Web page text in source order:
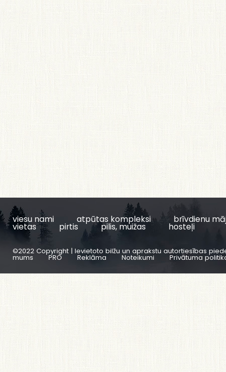
viesu nami atpūtas kompleksi brīvdienu
vietas pirtis pilis, muižas hosteļi
©2022 Copyright | Ievietoto bilžu un aprakstu autortiesības
mums PRO Reklāma Noteikumi Privātuma